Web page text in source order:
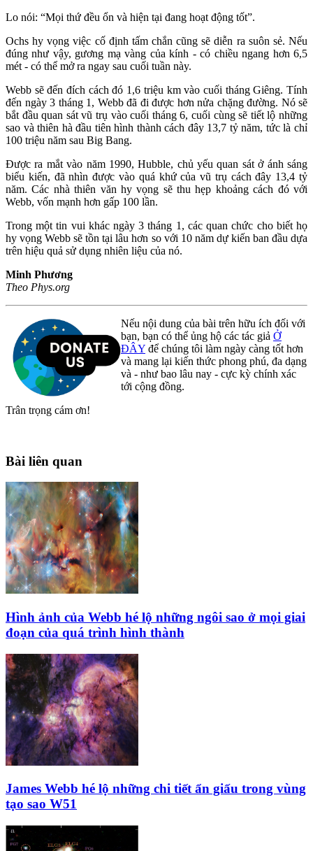
Lo nói: “Mọi thứ đều ổn và hiện tại đang hoạt động tốt”.
Ochs hy vọng việc cố định tấm chắn cũng sẽ diễn ra suôn sẻ. Nếu
đúng như vậy, gương mạ vàng của kính - có chiều ngang hơn 6,5
mét - có thể mở ra ngay sau cuối tuần này.
Webb sẽ đến đích cách đó 1,6 triệu km vào cuối tháng Giêng. Tính
đến ngày 3 tháng 1, Webb đã đi được hơn nửa chặng đường. Nó sẽ
bắt đầu quan sát vũ trụ vào cuối tháng 6, cuối cùng sẽ tiết lộ những
sao và thiên hà đầu tiên hình thành cách đây 13,7 tỷ năm, tức là chỉ
100 triệu năm sau Big Bang.
Được ra mắt vào năm 1990, Hubble, chủ yếu quan sát ở ánh sáng
biểu kiến, đã nhìn được vào quá khứ của vũ trụ cách đây 13,4 tỷ
năm. Các nhà thiên văn hy vọng sẽ thu hẹp khoảng cách đó với
Webb, vốn mạnh hơn gấp 100 lần.
Trong một tin vui khác ngày 3 tháng 1, các quan chức cho biết họ
hy vọng Webb sẽ tồn tại lâu hơn so với 10 năm dự kiến ban đầu dựa
trên hiệu quả sử dụng nhiên liệu của nó.
Minh Phương
Theo Phys.org
Nếu nội dung của bài trên hữu ích đối với
bạn, bạn có thể ủng hộ các tác giả Ở
ĐÂY để chúng tôi làm ngày càng tốt hơn
và mang lại kiến thức phong phú, đa dạng
và - như bao lâu nay - cực kỳ chính xác
tới cộng đồng.
Trân trọng cám ơn!
Bài liên quan
Hình ảnh của Webb hé lộ những ngôi sao ở mọi giai
đoạn của quá trình hình thành
James Webb hé lộ những chi tiết ẩn giấu trong vùng
tạo sao W51